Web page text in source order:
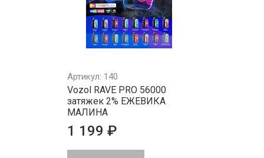
Артикул: 140
Vozol RAVE PRO 56000
затяжек 2% ЕЖЕВИКА
МАЛИНА
1 199 ₽